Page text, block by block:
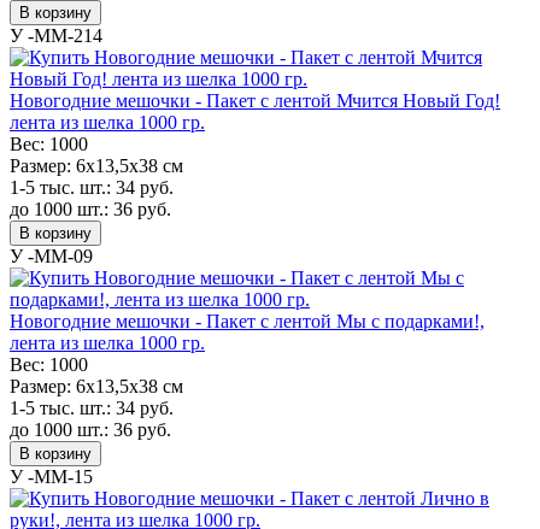
В корзину
У -MM-214
Новогодние мешочки - Пакет с лентой Мчится Новый Год!
лента из шелка 1000 гр.
Вес: 1000
Размер: 6х13,5х38 см
1-5 тыс. шт.: 34 руб.
до 1000 шт.: 36 руб.
В корзину
У -MM-09
Новогодние мешочки - Пакет с лентой Мы с подарками!,
лента из шелка 1000 гр.
Вес: 1000
Размер: 6х13,5х38 см
1-5 тыс. шт.: 34 руб.
до 1000 шт.: 36 руб.
В корзину
У -MM-15